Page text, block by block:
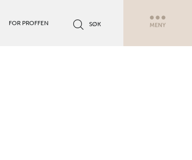
FOR PROFFEN SØK